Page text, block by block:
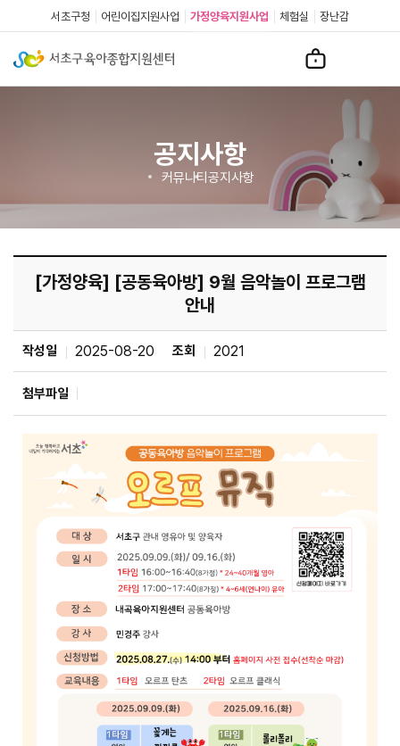
서초구청 어린이집지원사업 가정양육지원사업 체험실 장난감
공지사항
커뮤니티 공지사항
[가정양육] [공동육아방] 9월 음악놀이 프로그램
안내
작성일 2025-08-20 조회 2021
첨부파일